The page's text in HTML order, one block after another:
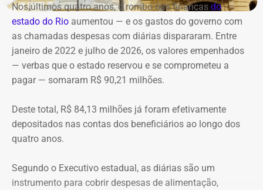
O prefeito Eduardo Cavaliere relacionou a cobrança à
Anac, neste sábado (08), justamente à ocorrência de mais
de um acidente aéreo no Rio, em um curto intervalo de
tempo.
“Eu quero que a Anac tome essas medidas, inclusive com
uma semana ou por duas semanas, ou pelo tempo que
seja necessário para a Anac fazer uma fiscalização mais
intensa nos helipontos, nas aeronaves, na manutenção
dos visitantes que visitam a cidade, dos turistas que
visitam a cidade e da população que circula aqui pela
Nos últimos quatro anos, o rombo nas finanças do
estado do Rio aumentou — e os gastos do governo com
as chamadas despesas com diárias dispararam. Entre
janeiro de 2022 e julho de 2026, os valores empenhados
— verbas que o estado reservou e se comprometeu a
pagar — somaram R$ 90,21 milhões.
Deste total, R$ 84,13 milhões já foram efetivamente
depositados nas contas dos beneficiários ao longo dos
quatro anos.
Segundo o Executivo estadual, as diárias são um
instrumento para cobrir despesas de alimentação,